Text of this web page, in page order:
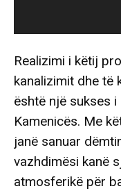
Realizimi i këtij
kanalizimit dhe të
është një sukses
Kamenicës. Me
janë sanuar
vazhdimësi kanë
atmosferikë për